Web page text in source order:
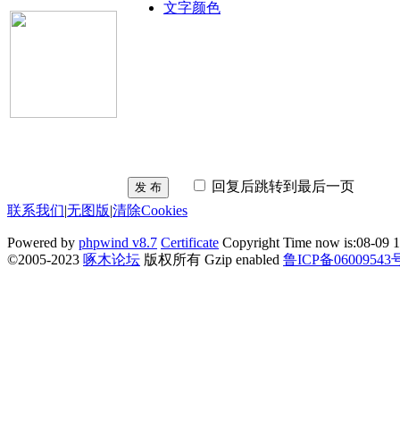
文字颜色
发 布
回复后跳转到最后一页
联系我们|无图版|清除Cookies
Powered by phpwind v8.7 Certificate Copyright Time now is:08-09
©2005-2023 啄木论坛 版权所有 Gzip enabled 鲁ICP备06009543